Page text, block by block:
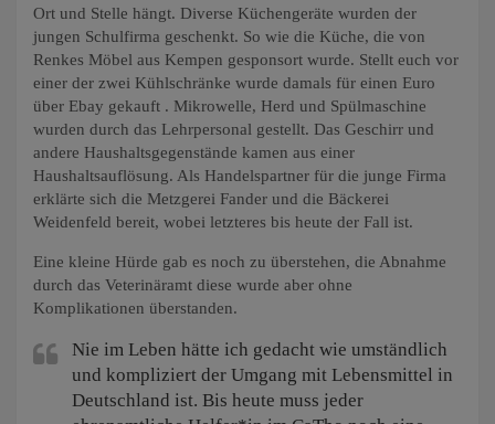
Ort und Stelle hängt. Diverse Küchengeräte wurden der
jungen Schulfirma geschenkt. So wie die Küche, die von
Renkes Möbel aus Kempen gesponsort wurde. Stellt euch vor
einer der zwei Kühlschränke wurde damals für einen Euro
über Ebay gekauft . Mikrowelle, Herd und Spülmaschine
wurden durch das Lehrpersonal gestellt. Das Geschirr und
andere Haushaltsgegenstände kamen aus einer
Haushaltsauflösung. Als Handelspartner für die junge Firma
erklärte sich die Metzgerei Fander und die Bäckerei
Weidenfeld bereit, wobei letzteres bis heute der Fall ist.
Eine kleine Hürde gab es noch zu überstehen, die Abnahme
durch das Veterinäramt diese wurde aber ohne
Komplikationen überstanden.
Nie im Leben hätte ich gedacht wie umständlich
und kompliziert der Umgang mit Lebensmittel in
Deutschland ist. Bis heute muss jeder